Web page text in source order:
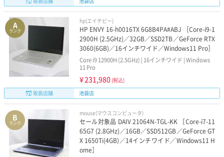
A
ランク
hp(エイチピー)
HP ENVY 16-h0016TX 6G8B4PA#ABJ ［Core-i9-1
2900H (2.5GHz)／32GB／SSD2TB／GeForce RTX
3060(6GB)／16インチワイド／Windows11 Pro］
Core i9 12900H (2.5GHz) | 16インチワイド | Windows
11 Pro
¥231,980 (税込)
取扱店舗
池袋店
B
ランク
mouse(マウスコンピュータ)
セール対象品 DAIV 21064N-TGL-KK ［Core-i7-11
65G7 (2.8GHz)／16GB／SSD512GB／GeForce GT
X 1650Ti(4GB)／14インチワイド／Windows11 H
ome］